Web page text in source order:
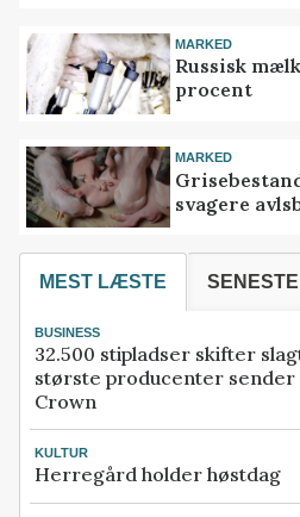
MARKED
Russisk
procent
MARKED
svagere
MEST LÆSTE
BUSINESS
32.500 stipladser skifter
største producenter sender
Crown
KULTUR
Herregård holder høstdag